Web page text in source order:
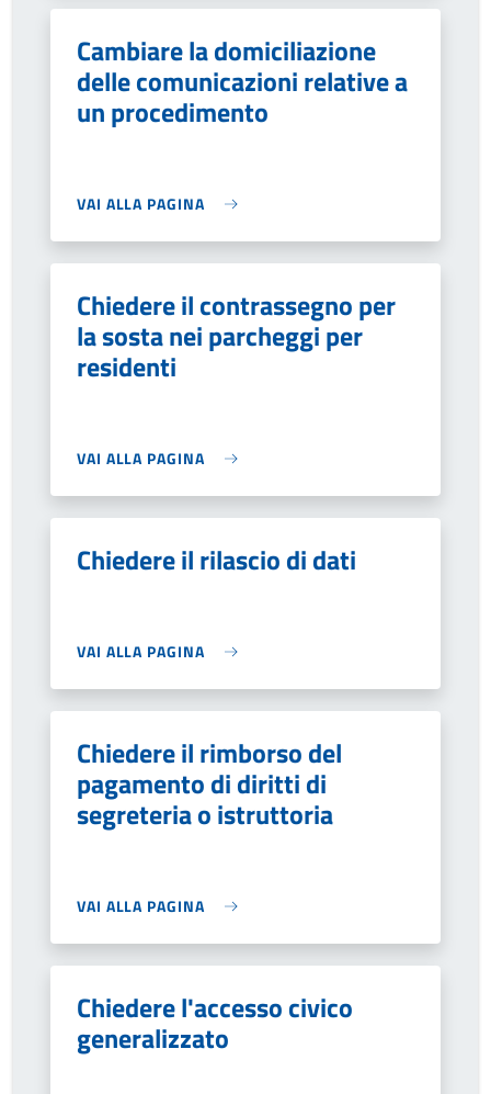
Cambiare la domiciliazione
delle comunicazioni relative a
un procedimento
VAI ALLA PAGINA
Chiedere il contrassegno per
la sosta nei parcheggi per
residenti
VAI ALLA PAGINA
Chiedere il rilascio di dati
VAI ALLA PAGINA
Chiedere il rimborso del
pagamento di diritti di
segreteria o istruttoria
VAI ALLA PAGINA
Chiedere l'accesso civico
generalizzato